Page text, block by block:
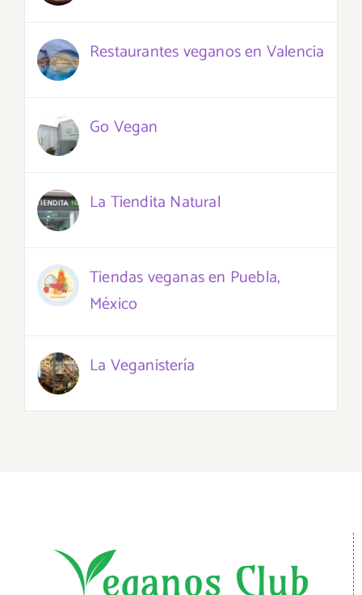
Restaurantes veganos en Valencia
Go Vegan
La Tiendita Natural
Tiendas veganas en Puebla,
México
La Veganistería